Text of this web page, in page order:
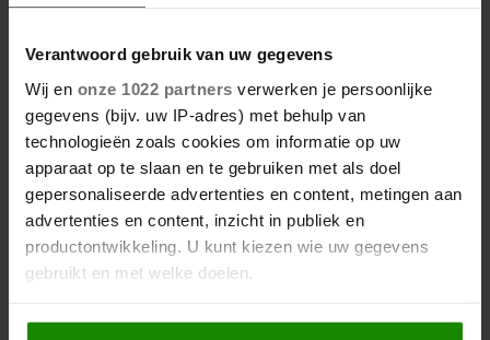
Verantwoord gebruik van uw gegevens
Wij en onze 1022 partners verwerken je persoonlijke
gegevens (bijv. uw IP-adres) met behulp van
technologieën zoals cookies om informatie op uw
apparaat op te slaan en te gebruiken met als doel
gepersonaliseerde advertenties en content, metingen aan
advertenties en content, inzicht in publiek en
productontwikkeling. U kunt kiezen wie uw gegevens
gebruikt en met welke doelen.
Als u het toestaat, willen we ook graag:
HÓE ZE OUD WORDT